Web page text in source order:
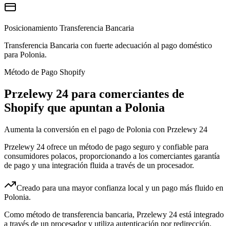
Posicionamiento Transferencia Bancaria
Transferencia Bancaria con fuerte adecuación al pago doméstico
para Polonia.
Método de Pago Shopify
Przelewy 24 para comerciantes de
Shopify que apuntan a Polonia
Aumenta la conversión en el pago de Polonia con Przelewy 24
Przelewy 24 ofrece un método de pago seguro y confiable para
consumidores polacos, proporcionando a los comerciantes garantía
de pago y una integración fluida a través de un procesador.
Creado para una mayor confianza local y un pago más fluido en
Polonia.
Como método de transferencia bancaria, Przelewy 24 está integrado
a través de un procesador y utiliza autenticación por redirección,